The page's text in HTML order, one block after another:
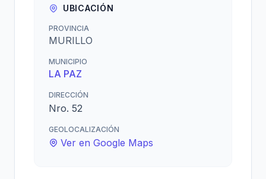
UBICACIÓN
PROVINCIA
MURILLO
MUNICIPIO
LA PAZ
DIRECCIÓN
Nro. 52
GEOLOCALIZACIÓN
Ver en Google Maps